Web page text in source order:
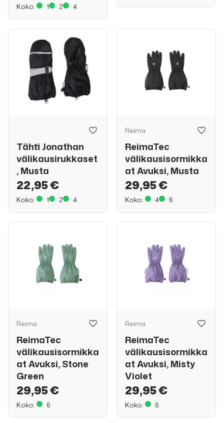
Koko: 1 2 4
Tähti Jonathan
välikausirukkaset
, Musta
22,95 €
Koko: 1 2 4
Reima
ReimaTec
välikausisormikka
at Avuksi, Musta
29,95 €
Koko: 4 6
Reima
ReimaTec
välikausisormikka
at Avuksi, Stone
Green
29,95 €
Koko: 6
Reima
ReimaTec
välikausisormikka
at Avuksi, Misty
Violet
29,95 €
Koko: 6